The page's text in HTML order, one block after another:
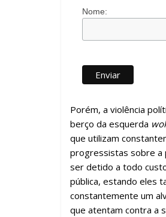
Nome:
Porém, a violência
berço da esquerda
que utilizam
progressistas sobre a
ser detido a todo
pública, estando eles
constantemente um
que atentam contra a